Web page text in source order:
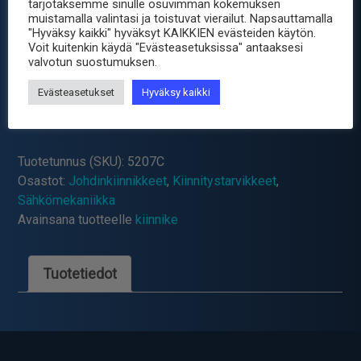
2.90 sis. ALV25.5%
Toimitus 2-4 arkipäivää valmistajalta
200X2.6
100KPL
määrä
Tuotetunnus (SKU): 5207C
Osastot: Johdinkiinnikkeet, Kiinnitystarvikkeet,
Sähkömekaniikka
Avainsana tuotteelle kiinnike
Tuotetiedot
tarjotaksemme sinulle osuvimman kokemuksen
muistamalla valintasi ja toistuvat vierailut. Napsauttamalla
"Hyväksy kaikki" hyväksyt KAIKKIEN evästeiden käytön.
Voit kuitenkin käydä "Evästeasetuksissa" antaaksesi
valvotun suostumuksen.
Evästeasetukset Hyväksy kaikki